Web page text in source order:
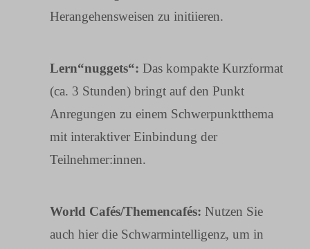
Herangehensweisen zu initiieren.
Lern“nuggets“: Das kompakte Kurzformat
(ca. 3 Stunden) bringt auf den Punkt
Anregungen zu einem Schwerpunktthema
mit interaktiver Einbindung der
Teilnehmer:innen.
World Cafés/Themencafés: Nutzen Sie
auch hier die Schwarmintelligenz, um in